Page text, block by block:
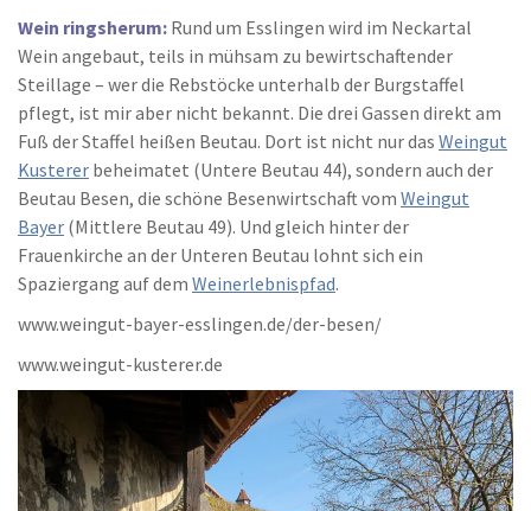
Wein ringsherum: Rund um Esslingen wird im Neckartal
Wein angebaut, teils in mühsam zu bewirtschaftender
Steillage – wer die Rebstöcke unterhalb der Burgstaffel
pflegt, ist mir aber nicht bekannt. Die drei Gassen direkt am
Fuß der Staffel heißen Beutau. Dort ist nicht nur das Weingut
Kusterer beheimatet (Untere Beutau 44), sondern auch der
Beutau Besen, die schöne Besenwirtschaft vom Weingut
Bayer (Mittlere Beutau 49). Und gleich hinter der
Frauenkirche an der Unteren Beutau lohnt sich ein
Spaziergang auf dem Weinerlebnispfad.
www.weingut-bayer-esslingen.de/der-besen/
www.weingut-kusterer.de